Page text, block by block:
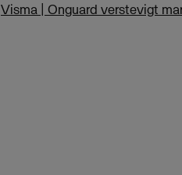
Visma | Onguard verstevigt